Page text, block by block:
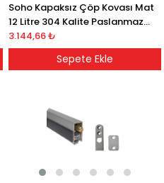
Soho Kapaksız Çöp Kovası Mat
12 Litre 304 Kalite Paslanmaz
Çelik
3.144,66 ₺
Sepete Ekle